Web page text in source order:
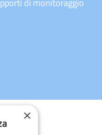
di monitoraggio
×